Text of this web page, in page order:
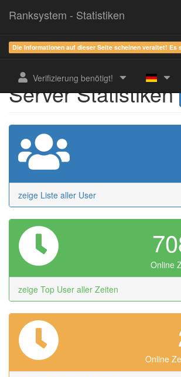
Ranksystem - Statistiken
Die Informationen auf dieser Seite scheinen veraltet!
Verifizierung benötigt!
Server Statistiken
zeige Liste aller User
Online
zeige Top User aller Zeiten
Online